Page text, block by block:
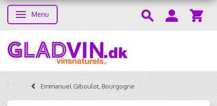
Skifte navigation
Menu
Emmanuel Giboulot, Bourgogne